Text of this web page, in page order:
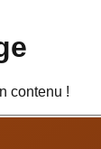
contenu !